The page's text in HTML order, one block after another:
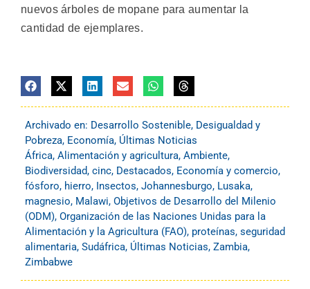
nuevos árboles de mopane para aumentar la
cantidad de ejemplares.
Archivado en: Desarrollo Sostenible, Desigualdad y
Pobreza, Economía, Últimas Noticias
África, Alimentación y agricultura, Ambiente,
Biodiversidad, cinc, Destacados, Economía y comercio,
fósforo, hierro, Insectos, Johannesburgo, Lusaka,
magnesio, Malawi, Objetivos de Desarrollo del Milenio
(ODM), Organización de las Naciones Unidas para la
Alimentación y la Agricultura (FAO), proteínas, seguridad
alimentaria, Sudáfrica, Últimas Noticias, Zambia,
Zimbabwe